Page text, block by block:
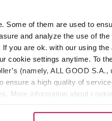
Some of them are used to
and analyze the use of
you are ok. with our using
cookie settings anytime. To
(namely, ALL GOOD
ensure a high quality of
More information about
- herbata czarna
60 g
39,00 zł
Najniższa cena: 40,99 zł